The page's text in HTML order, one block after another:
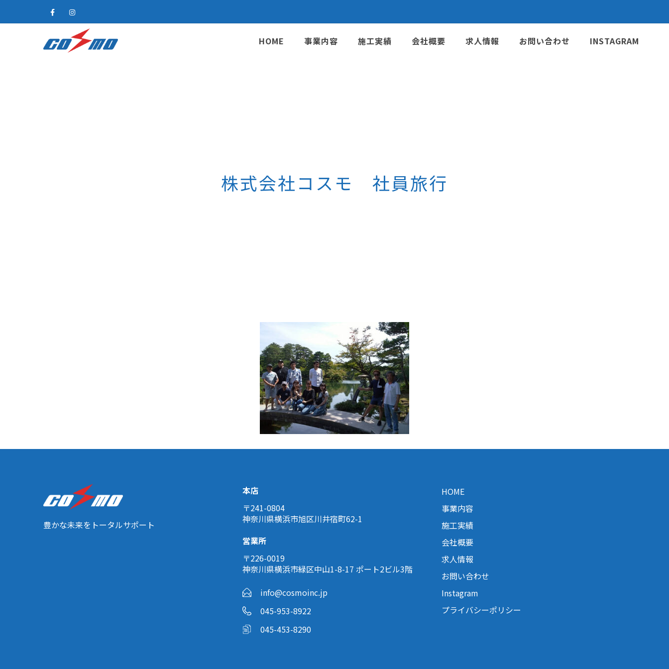
HOME 事業内容 施工実績 会社概要 求人情報 お問い合わせ INSTAGRAM
株式会社コスモ 社員旅行
豊かな未来をトータルサポート
本店
〒241-0804
神奈川県横浜市旭区川井宿町62-1
営業所
〒226-0019
神奈川県横浜市緑区中山1-8-17 ポート2ビル3階
info@cosmoinc.jp
045-953-8922
045-453-8290
HOME
事業内容
施工実績
会社概要
求人情報
お問い合わせ
Instagram
プライバシーポリシー